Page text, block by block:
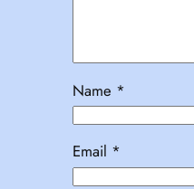
Name *
Email *